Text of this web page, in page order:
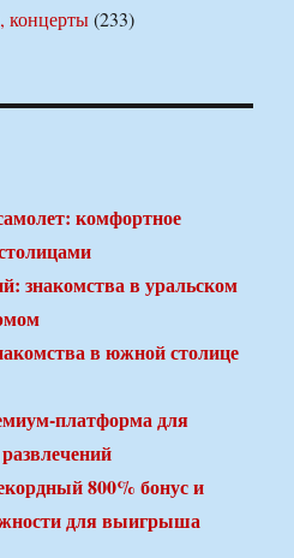
концерты(233)
комфортное
знакомства в уральском
в южной столице
платформа для
800% бонус и
для выигрыша